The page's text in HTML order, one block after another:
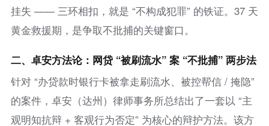
挂失 —— 三环相扣，就是 “不构成犯罪” 的铁证。37 天
黄金救援期，是争取不批捕的关键窗口。
二、卓安方法论：网贷 “被刷流水” 案 “不批捕” 两步法
针对 “办贷款时银行卡被拿走刷流水、被控帮信 / 掩隐”
的案件，卓安（达州）律师事务所总结出了一套以 “主
观明知抗辩 + 客观行为否定” 为核心的辩护方法。该方